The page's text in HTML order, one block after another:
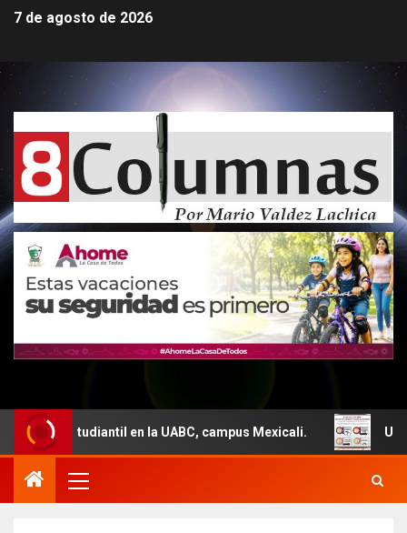
7 de agosto de 2026
en la UABC, campus Mexicali. Un total de 29